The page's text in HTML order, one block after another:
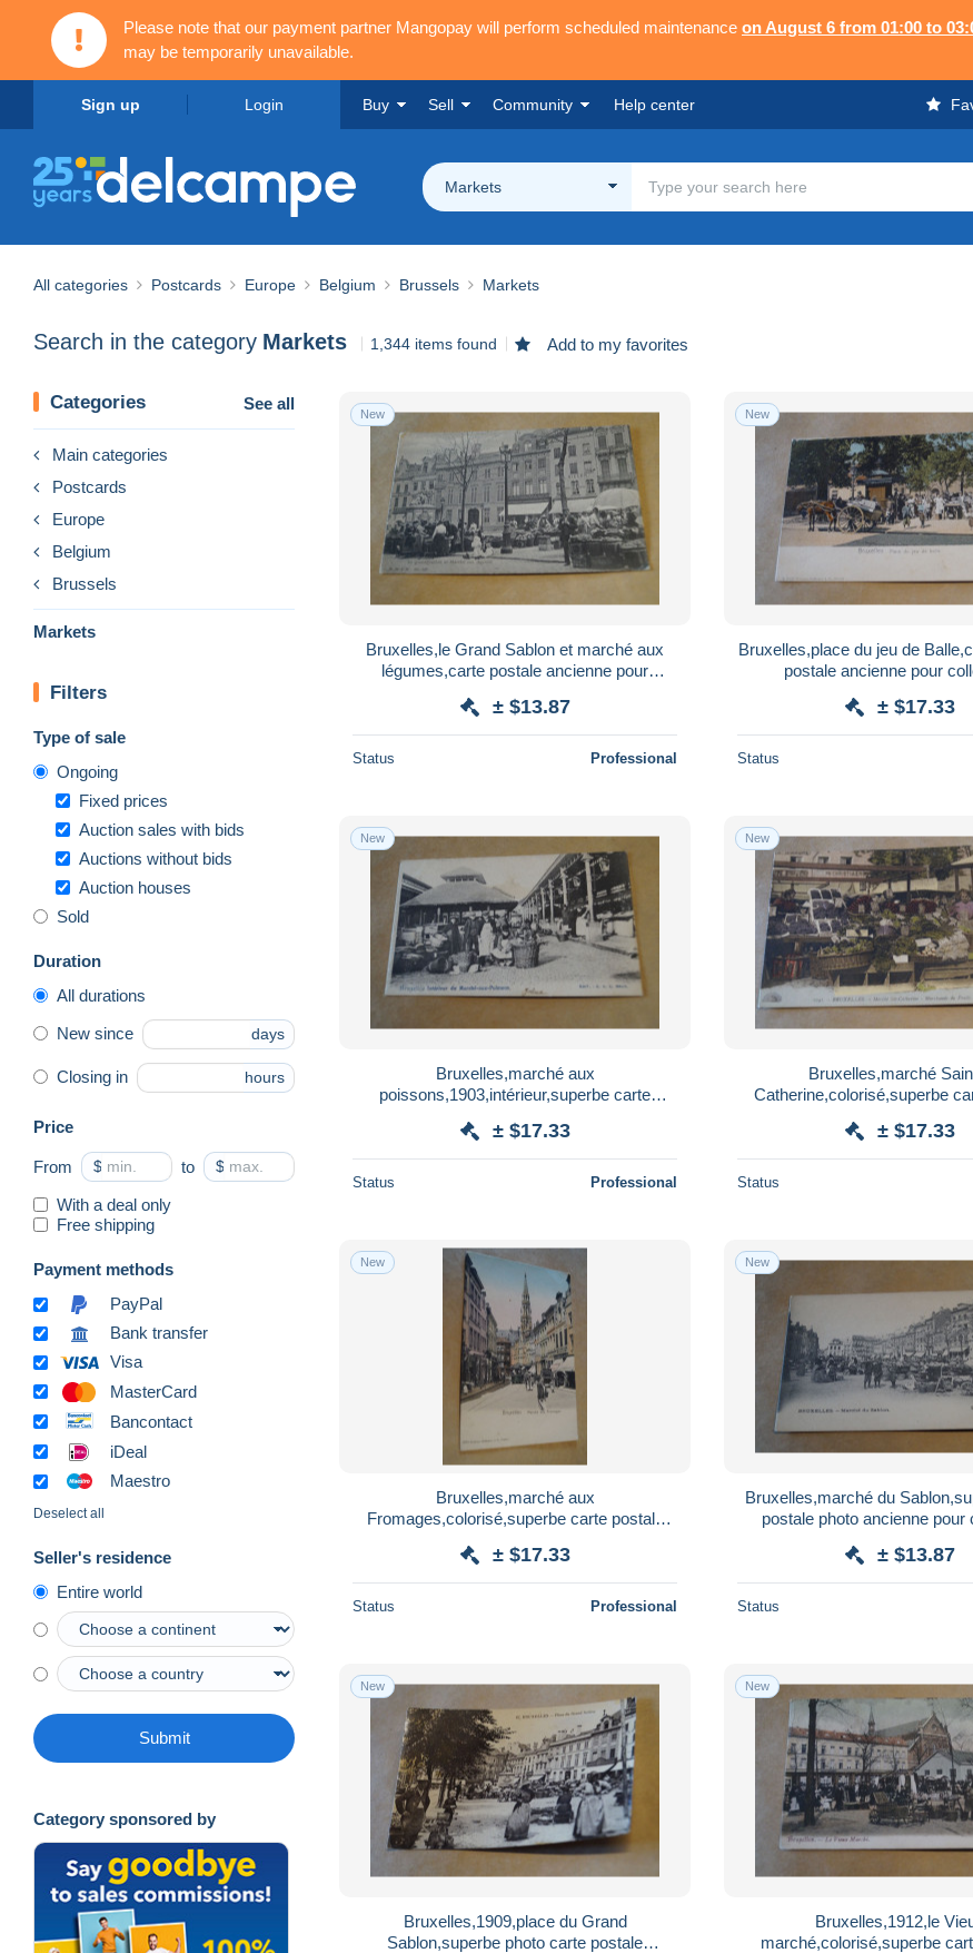
Please note that our payment partner Mangopay will perform scheduled maintenance on August 6 from 01:00 to
may be temporarily unavailable.
Sign up Login Buy Sell Community Help center
Markets
All categories Postcards Europe Belgium Brussels Markets
Search in the category Markets 1,344 items found Add to my favorites
Categories See all
Main categories
Postcards
Europe
Belgium
Brussels
Markets
Filters
Type of sale
Ongoing
Fixed prices
Auction sales with bids
Auctions without bids
Auction houses
Sold
Duration
All durations
New since days
Closing in hours
Price
From $ to $
With a deal only
Free shipping
Payment methods
PayPal
Bank transfer
Visa
MasterCard
Bancontact
iDeal
Maestro
Deselect all
Seller's residence
Entire world
Submit
Category sponsored by
New
Bruxelles,le Grand Sablon et marché aux
légumes,carte postale ancienne pour
± $13.87
Status Professional
New
Bruxelles,place du jeu de
postale ancienne pour
± $17.33
Status
New
Bruxelles,marché aux
poissons,1903,intérieur,superbe carte
± $17.33
Status Professional
New
Bruxelles,marché
Catherine,colorisé,superbe
± $17.33
Status
New
Bruxelles,marché aux
Fromages,colorisé,superbe carte postale
± $17.33
Status Professional
New
Bruxelles,marché du
postale photo ancienne pour
± $13.87
Status
New
Bruxelles,1909,place du Grand
Sablon,superbe photo carte postale
New
Bruxelles,1912,le
marché,colorisé,superbe